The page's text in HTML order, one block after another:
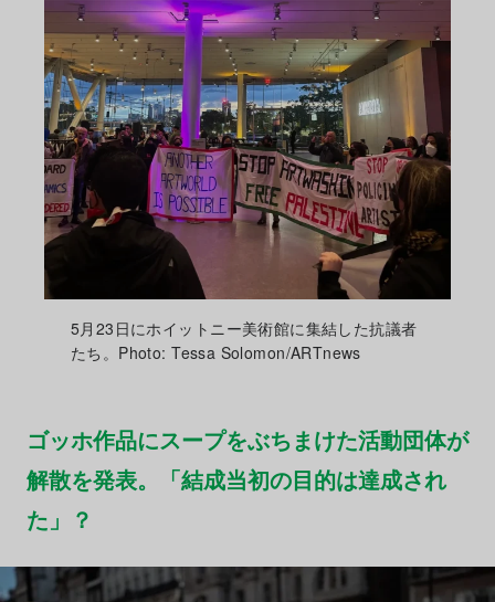
5月23日にホイットニー美術館に集結した抗議者
たち。Photo: Tessa Solomon/ARTnews
ゴッホ作品にスープをぶちまけた活動団体が
解散を発表。「結成当初の目的は達成され
た」？